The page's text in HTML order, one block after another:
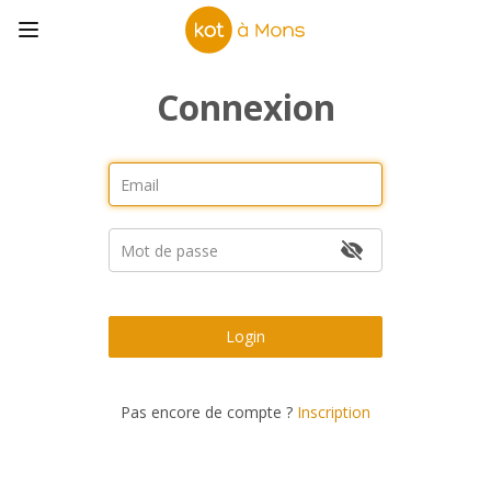
Connexion
Login
Pas encore de compte ? Inscription